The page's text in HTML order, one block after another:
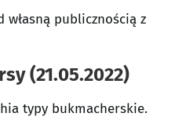
własną publicznością z
(21.05.2022)
typy bukmacherskie.